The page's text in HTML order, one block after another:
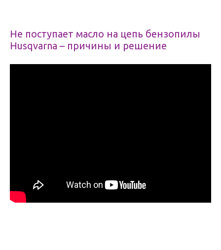
Не поступает масло на цепь бензопилы
Husqvarna – причины и решение